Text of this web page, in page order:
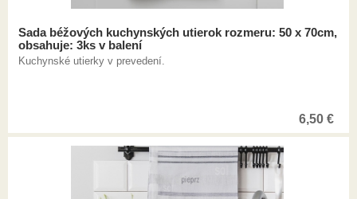
Sada béžových kuchynských utierok rozmeru: 50 x 70cm,
obsahuje: 3ks v balení
Kuchynské utierky v prevedení.
6,50 €